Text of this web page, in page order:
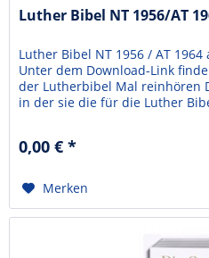
Luther Bibel NT 1956/AT
Luther Bibel NT 1956 / AT
Unter dem Download-Link
der Lutherbibel Mal reinhören
in der sie die für die Luther
0,00 € *
Merken